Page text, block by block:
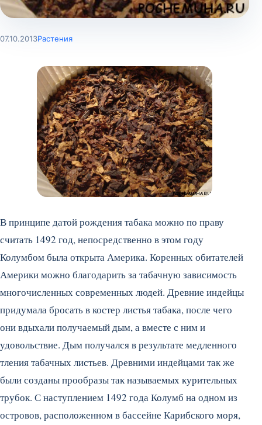
07.10.2013Растения
В принципе датой рождения табака можно по праву
считать 1492 год, непосредственно в этом году
Колумбом была открыта Америка. Коренных обитателей
Америки можно благодарить за табачную зависимость
многочисленных современных людей. Древние индейцы
придумала бросать в костер листья табака, после чего
они вдыхали получаемый дым, а вместе с ним и
удовольствие. Дым получался в результате медленного
тления табачных листьев. Древними индейцами так же
были созданы прообразы так называемых курительных
трубок. С наступлением 1492 года Колумб на одном из
островов, расположенном в бассейне Карибского моря,